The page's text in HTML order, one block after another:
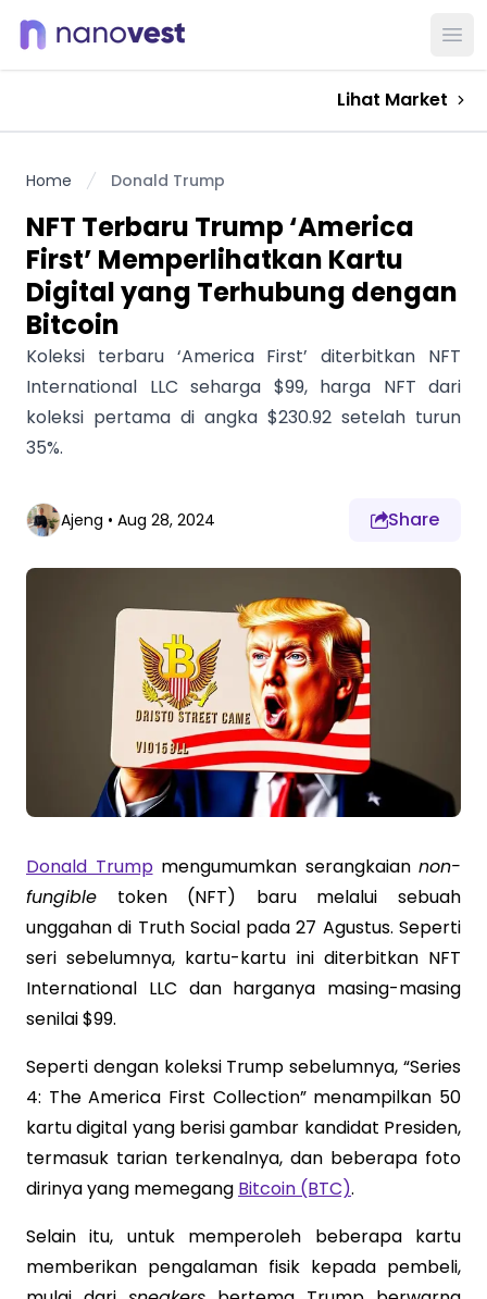
Lihat Market
Home Donald Trump
NFT Terbaru Trump ‘America
First’ Memperlihatkan Kartu
Digital yang Terhubung dengan
Bitcoin
Koleksi terbaru ‘America First’ diterbitkan NFT
International LLC seharga $99, harga NFT dari
koleksi pertama di angka $230.92 setelah turun
35%.
Ajeng • Aug 28, 2024 Share
Donald Trumpmengumumkan serangkaian non-
fungible token (NFT) baru melalui sebuah
unggahan di Truth Social pada 27 Agustus. Seperti
seri sebelumnya, kartu-kartu ini diterbitkan NFT
International LLC dan harganya masing-masing
senilai $99.
Seperti dengan koleksi Trump sebelumnya, “Series
4: The America First Collection” menampilkan 50
kartu digital yang berisi gambar kandidat Presiden,
termasuk tarian terkenalnya, dan beberapa foto
dirinya yang memegang Bitcoin (BTC).
Selain itu, untuk memperoleh beberapa kartu
memberikan pengalaman fisik kepada pembeli,